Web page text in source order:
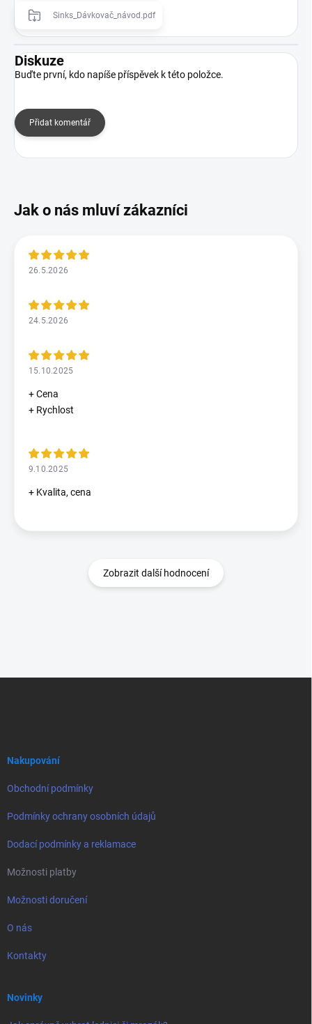
Sinks_Dávkovač_návod.pdf
Diskuze
Buďte první, kdo napíše příspěvek k této položce.
Přidat komentář
26.5.2026
24.5.2026
15.10.2025
+ Cena
+ Rychlost
9.10.2025
+ Kvalita, cena
Zobrazit další hodnocení
Nakupování
Obchodní podmínky
Podmínky ochrany osobních údajů
Dodací podmínky a reklamace
Možnosti platby
Možnosti doručení
O nás
Kontakty
Novinky